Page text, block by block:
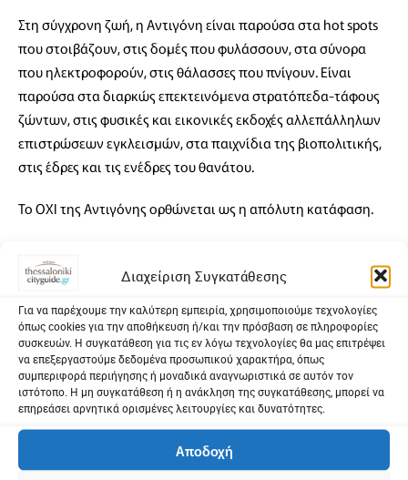
Διαχείριση Συγκατάθεσης
Για να παρέχουμε την καλύτερη εμπειρία, χρησιμοποιούμε τεχνολογίες
όπως cookies για την αποθήκευση ή/και την πρόσβαση σε πληροφορίες
συσκευών. Η συγκατάθεση για τις εν λόγω τεχνολογίες θα μας επιτρέψει
να επεξεργαστούμε δεδομένα προσωπικού χαρακτήρα, όπως
συμπεριφορά περιήγησης ή μοναδικά αναγνωριστικά σε αυτόν τον
ιστότοπο. Η μη συγκατάθεση ή η ανάκληση της συγκατάθεσης, μπορεί να
επηρεάσει αρνητικά ορισμένες λειτουργίες και δυνατότητες.
Αποδοχή
Στη σύγχρονη ζωή, η Αντιγόνη είναι παρούσα στα hot spots
που στοιβάζουν, στις δομές που φυλάσσουν, στα σύνορα
που ηλεκτροφορούν, στις θάλασσες που πνίγουν. Είναι
παρούσα στα διαρκώς επεκτεινόμενα στρατόπεδα-τάφους
ζώντων, στις φυσικές και εικονικές εκδοχές αλλεπάλληλων
επιστρώσεων εγκλεισμών, στα παιχνίδια της βιοπολιτικής,
στις έδρες και τις ενέδρες του θανάτου.
Το ΟΧΙ της Αντιγόνης ορθώνεται ως η απόλυτη κατάφαση.
Σκηνοθεσία: Θέμης Μουμουλίδης
Σκηνικό: Μικαέλα Λιακατά
Κοστούμια: Βασιλική Σύρμα
Μουσική: Σταύρος Γασπαράτος
Επιμέλεια κίνησης – Χορογραφία: Πατρίσια